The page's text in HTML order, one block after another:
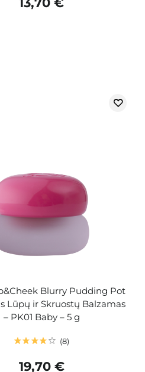
Blurry Pudding Pot
Lūpų ir Skruostų Balzamas
– PK01 Baby – 5 g
8
19,70 €